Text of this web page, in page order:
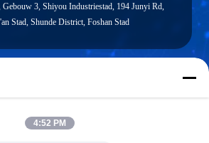
Gebouw 3, Shiyou Industriestad, 194 Junyi Rd,
Stad, Shunde District, Foshan Stad
4:52 PM